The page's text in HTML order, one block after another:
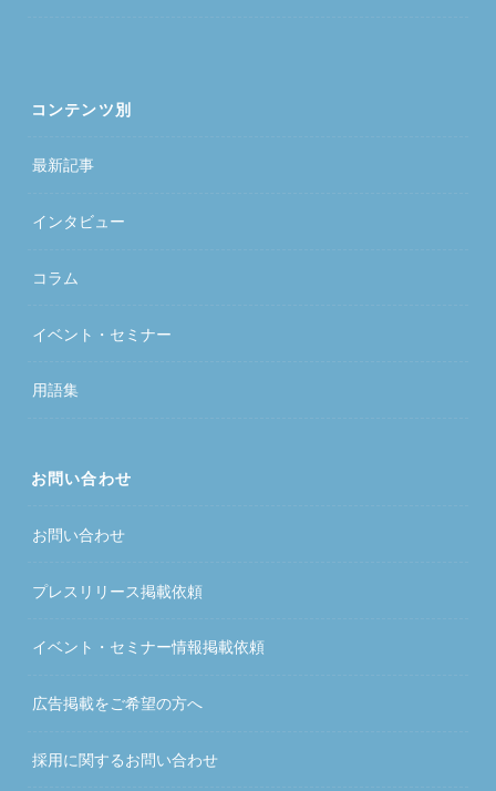
コンテンツ別
最新記事
インタビュー
コラム
イベント・セミナー
用語集
お問い合わせ
お問い合わせ
プレスリリース掲載依頼
イベント・セミナー情報掲載依頼
広告掲載をご希望の方へ
採用に関するお問い合わせ